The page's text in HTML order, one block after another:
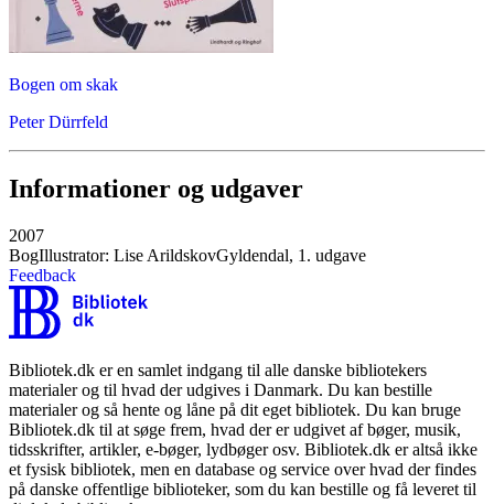
Bogen om skak
Peter Dürrfeld
Informationer og udgaver
2007
BogIllustrator: Lise ArildskovGyldendal, 1. udgave
Feedback
Bibliotek.dk er en samlet indgang til alle danske bibliotekers
materialer og til hvad der udgives i Danmark. Du kan bestille
materialer og så hente og låne på dit eget bibliotek. Du kan bruge
Bibliotek.dk til at søge frem, hvad der er udgivet af bøger, musik,
tidsskrifter, artikler, e-bøger, lydbøger osv. Bibliotek.dk er altså ikke
et fysisk bibliotek, men en database og service over hvad der findes
på danske offentlige biblioteker, som du kan bestille og få leveret til